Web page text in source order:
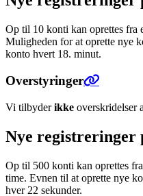
Op til 10 konti kan oprettes fra
Muligheden for at oprette nye
konto hvert 18. minut.
Overstyringer
Vi tilbyderikke overskridelser
Nye registreringer
Op til 500 konti kan oprettes
time. Evnen til at oprette nye
hver 22 sekunder.